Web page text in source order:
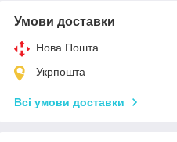
Умови доставки
Нова Пошта
Укрпошта
Всі умови доставки